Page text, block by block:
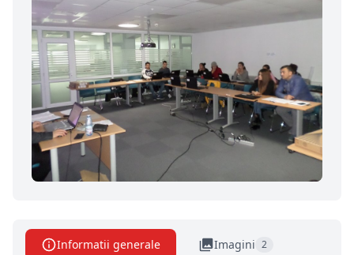
Informatii generale Imagini 2